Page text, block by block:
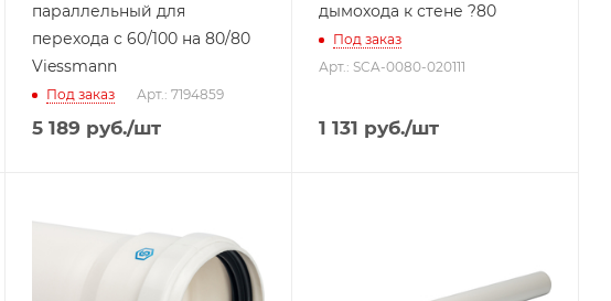
параллельный для
перехода с 60/100 на 80/80
Viessmann
Под заказ Арт.: 7194859
5 189 руб./шт
дымохода к стене ?80
Под заказ
Арт.: SCA-0080-020111
1 131 руб./шт